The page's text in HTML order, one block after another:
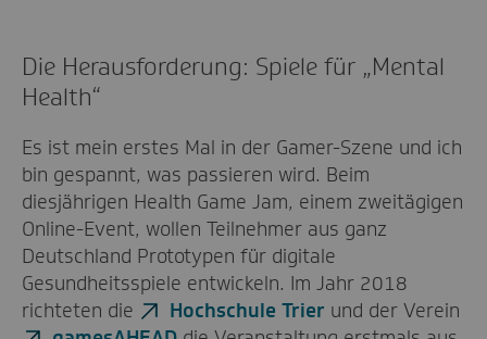
Die Herausforderung: Spiele für „Mental
Health“
Es ist mein erstes Mal in der Gamer-Szene und ich
bin gespannt, was passieren wird. Beim
diesjährigen Health Game Jam, einem zweitägigen
Online-Event, wollen Teilnehmer aus ganz
Deutschland Prototypen für digitale
Gesundheitsspiele entwickeln. Im Jahr 2018
richteten die
Hochschule Trier und der Verein